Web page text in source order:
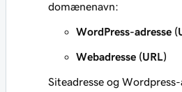
domænenavn:
WordPress-adresse
Webadresse (URL)
Siteadresse og